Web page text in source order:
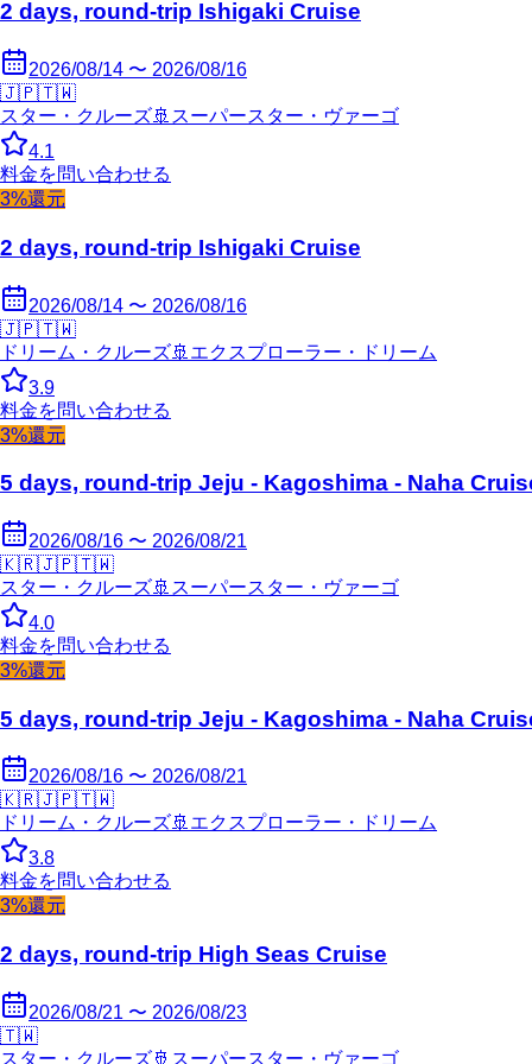
2 days, round-trip Ishigaki Cruise
2026/08/14 〜 2026/08/16
🇯🇵🇹🇼
スター・クルーズ🚢 スーパースター・ヴァーゴ
4.1
料金を問い合わせる
3%還元
2 days, round-trip Ishigaki Cruise
2026/08/14 〜 2026/08/16
🇯🇵🇹🇼
ドリーム・クルーズ🚢 エクスプローラー・ドリーム
3.9
料金を問い合わせる
3%還元
5 days, round-trip Jeju - Kagoshima - Naha
2026/08/16 〜 2026/08/21
🇰🇷🇯🇵🇹🇼
スター・クルーズ🚢 スーパースター・ヴァーゴ
4.0
料金を問い合わせる
3%還元
5 days, round-trip Jeju - Kagoshima - Naha
2026/08/16 〜 2026/08/21
🇰🇷🇯🇵🇹🇼
ドリーム・クルーズ🚢 エクスプローラー・ドリーム
3.8
料金を問い合わせる
3%還元
2 days, round-trip High Seas Cruise
2026/08/21 〜 2026/08/23
🇹🇼
スター・クルーズ🚢 スーパースター・ヴァーゴ